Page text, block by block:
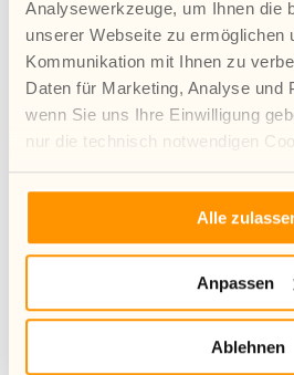
Analysewerkzeuge, um Ihnen die
unserer Webseite zu ermöglichen
Kommunikation mit Ihnen zu
Daten für Marketing, Analyse und
wenn Sie uns Ihre Einwilligung
nur die technisch notwendigen
Mehr Infos zur Verwendung von
unserer Datenschutzerklärung.
Alle
Anpassen
Ablehnen
15.10.2023
Delia und Waldemar berichten
Wohngruppe „Kompass“, die
Beckum (Münsterland-Ost)
Rundgang und ein